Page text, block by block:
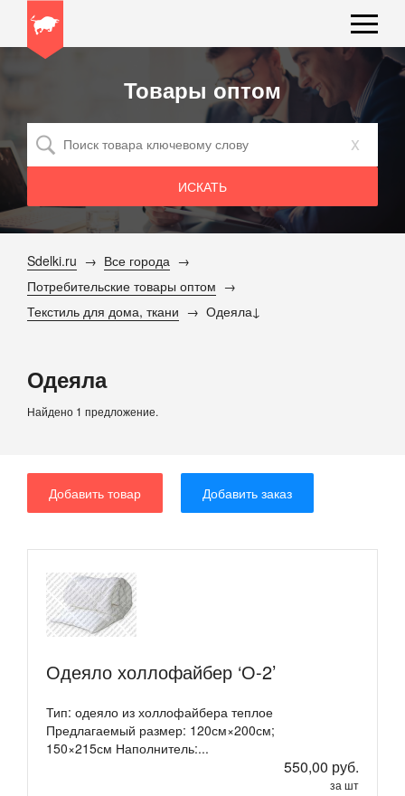
Товары оптом
x
Sdelki.ru
Все города
Потребительские товары оптом
Текстиль для дома, ткани
Одеяла
Одеяла
Найдено 1 предложение.
Добавить товар Добавить заказ
Одеяло холлофайбер ‘О-2’
Тип: одеяло из холлофайбера теплое
Предлагаемый размер: 120см×200см;
150×215см Наполнитель:...
550,00 руб.
за шт